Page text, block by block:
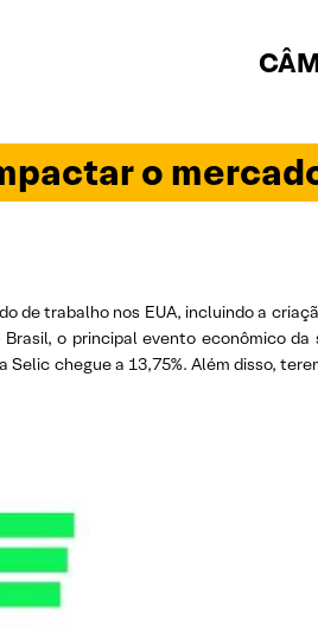
o
de trabalho nos EUA, incluindo a
o principal evento econômico
chegue a 13,75%. Além disso,